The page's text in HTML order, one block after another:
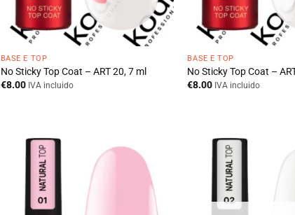
BASE E TOP
No Sticky Top Coat – ART 20, 7 ml
€8.00 IVA incluido
BASE E TOP
No Sticky Top Coat –
€8.00 IVA incluido